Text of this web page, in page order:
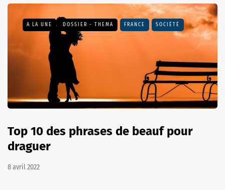
A LA UNE DOSSIER - THEMA FRANCE SOCIÉTÉ
Top 10 des phrases de beauf pour
draguer
8 avril 2022